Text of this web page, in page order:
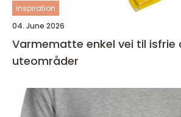
inspiration
04. June 2026
Varmematte enkel vei til isfrie og trygge
uteområder